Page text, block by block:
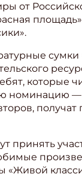
от
которые
номинацию —
получат
принять
«Живой